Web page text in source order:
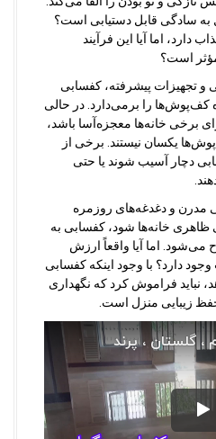
به سادگی قابل دستیابی است؟
دارد، اما آیا این فرآیند
است؟
و تجهیزات پیشرفته، کفسابی
کف‌پوش‌ها را برمی‌دارد. در حالی
برخی خانه‌ها معجزه‌آسا باشد،
یکسان نیستند. برخی از
دچار آسیب شوند یا حتی
مدرن و دغدغه‌های روزمره
خانه‌ها شود، کفسابی به
اما آیا واقعاً ارزش
دارد؟ با وجود اینکه کفسابی
نباید فراموش کرد که نگهداری
زیبایی منزل است.